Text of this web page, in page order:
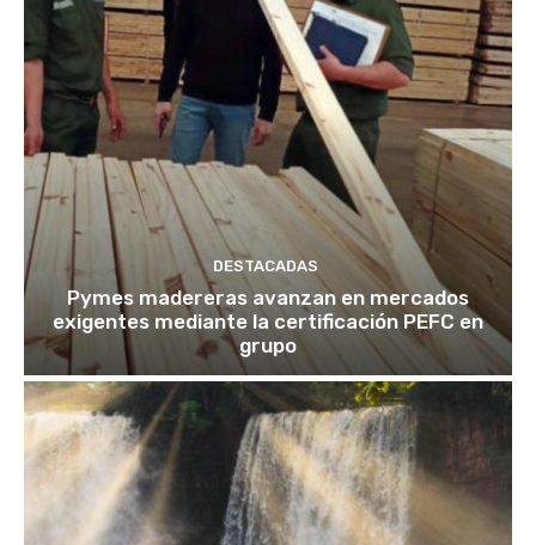
DESTACADAS
Pymes madereras avanzan en mercados
exigentes mediante la certificación PEFC en
grupo